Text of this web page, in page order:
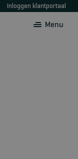
Inloggen klantportaal
Menu